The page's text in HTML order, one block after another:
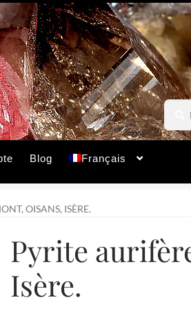
pour :
Blog Français
OISANS, ISÈRE.
Pyrite
Isère.